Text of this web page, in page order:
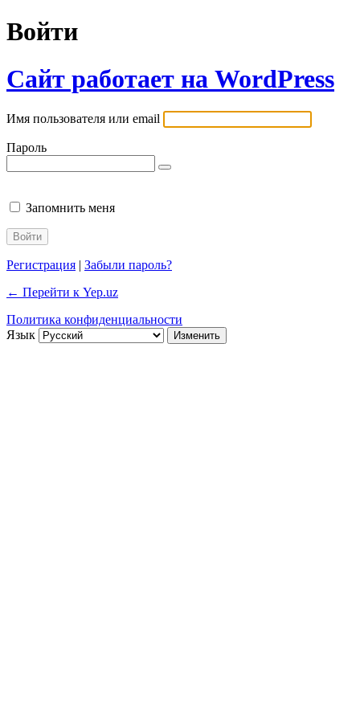
Войти
Сайт работает на WordPress
Имя пользователя или email
Пароль
Запомнить меня
Регистрация | Забыли пароль?
← Перейти к Yep.uz
Политика конфиденциальности
Язык